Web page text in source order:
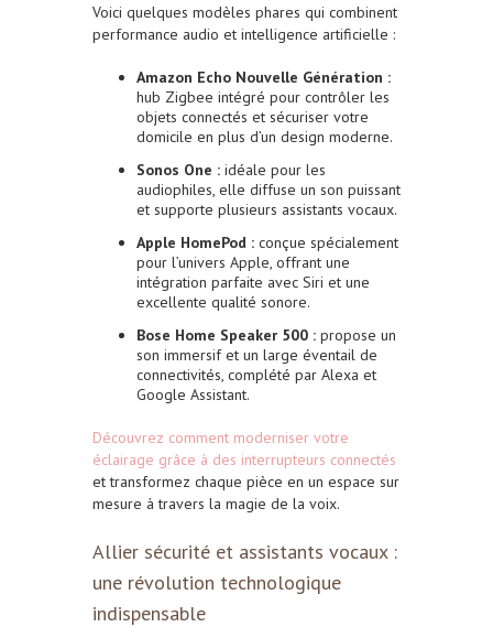
Voici quelques modèles phares qui combinent
performance audio et intelligence artificielle :
Amazon Echo Nouvelle Génération :
hub Zigbee intégré pour contrôler les
objets connectés et sécuriser votre
domicile en plus d’un design moderne.
Sonos One : idéale pour les
audiophiles, elle diffuse un son puissant
et supporte plusieurs assistants vocaux.
Apple HomePod : conçue spécialement
pour l’univers Apple, offrant une
intégration parfaite avec Siri et une
excellente qualité sonore.
Bose Home Speaker 500 : propose un
son immersif et un large éventail de
connectivités, complété par Alexa et
Google Assistant.
Découvrez comment moderniser votre
éclairage grâce à des interrupteurs connectés
et transformez chaque pièce en un espace sur
mesure à travers la magie de la voix.
Allier sécurité et assistants vocaux :
une révolution technologique
indispensable